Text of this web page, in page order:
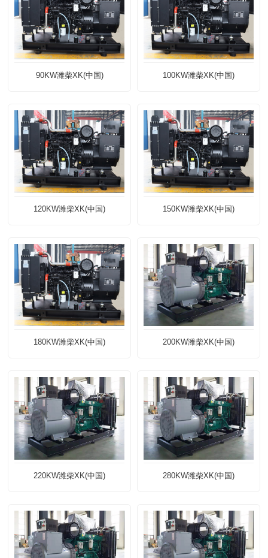
90KW潍柴XK(中国) 100KW潍柴XK(中国)
120KW潍柴XK(中国) 150KW潍柴XK(中国)
180KW潍柴XK(中国) 200KW潍柴XK(中国)
220KW潍柴XK(中国) 280KW潍柴XK(中国)